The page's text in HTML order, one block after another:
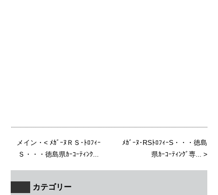
メイン ・< ﾒｶﾞｰﾇＲＳ･ﾄﾛﾌｨｰ
Ｓ・・・徳島県ｶｰｺｰﾃｨﾝｸ...
ﾒｶﾞｰﾇ･RSﾄﾛﾌｨｰS・・・徳島
県ｶｰｺｰﾃｨﾝｸﾞ専... >
カテゴリー